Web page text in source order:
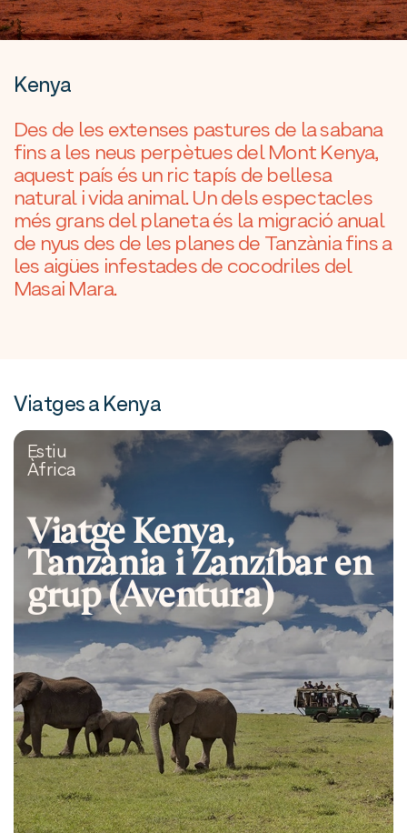
Kenya
Des de les extenses pastures de la sabana
fins a les neus perpètues del Mont Kenya,
aquest país és un ric tapís de bellesa
natural i vida animal. Un dels espectacles
més grans del planeta és la migració anual
de nyus des de les planes de Tanzània fins a
les aigües infestades de cocodriles del
Masai Mara.
Viatges a Kenya
Estiu
Àfrica
Viatge Kenya,
Tanzània i Zanzíbar en
grup (Aventura)